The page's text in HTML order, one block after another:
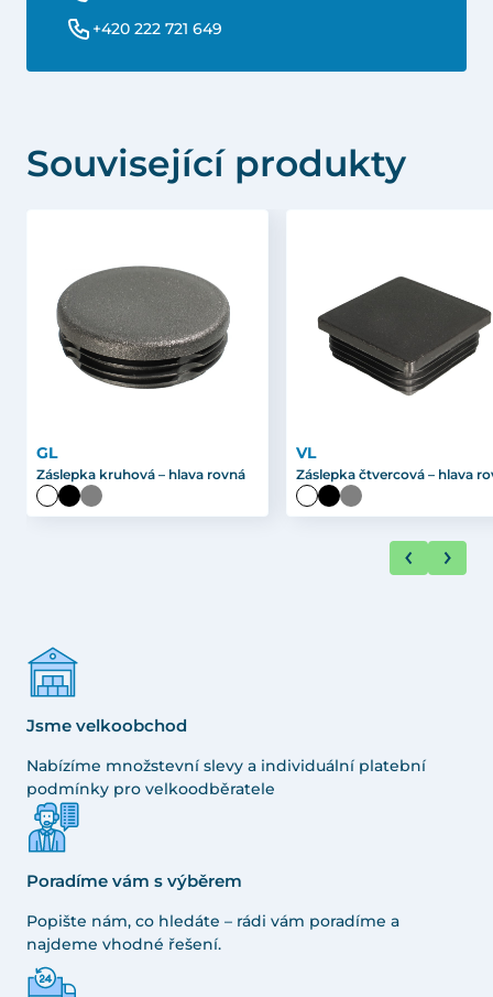
+420 222 721 649
Související produkty
GL
Záslepka kruhová – hlava rovná
VL
Záslepka čtvercová – hlava
Jsme velkoobchod
Nabízíme množstevní slevy a individuální platební
podmínky pro velkoodběratele
Poradíme vám s výběrem
Popište nám, co hledáte – rádi vám poradíme a
najdeme vhodné řešení.